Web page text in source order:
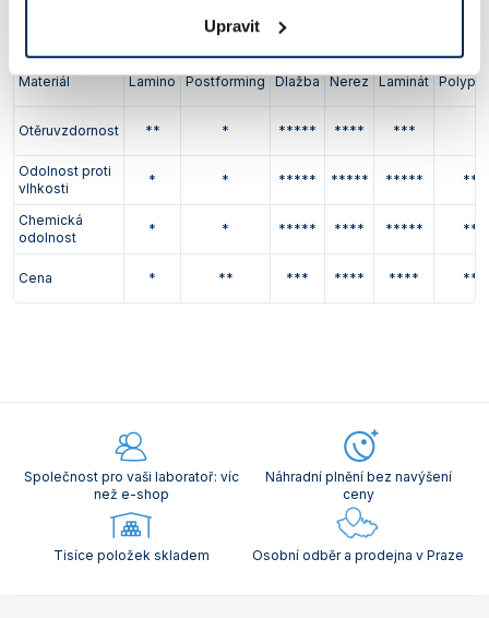
Upravit
Materiál Lamino Postforming Dlažba Nerez Laminát
Otěruvzdornost ** * ***** **** ***
Odolnost proti
vlhkosti
* * ***** ***** *****
Chemická
odolnost
* * ***** **** *****
Cena * ** *** **** ****
Společnost pro vaši laboratoř: víc
než e-shop
Náhradní plnění bez navýšení
ceny
Tisíce položek skladem Osobní odběr a prodejna v Praze